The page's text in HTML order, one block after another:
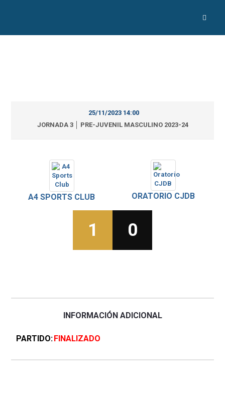
25/11/2023 14:00
JORNADA 3 │ PRE-JUVENIL MASCULINO 2023-24
A4 SPORTS CLUB ORATORIO CJDB
1 0
INFORMACIÓN ADICIONAL
PARTIDO FINALIZADO